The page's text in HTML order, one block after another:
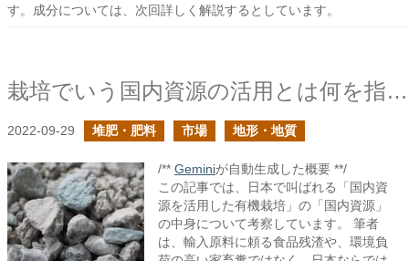
す。成分については、次回詳しく解説するとしています。
栽培でいう国内資源の活用とは何を指す？
2022-09-29 堆肥・肥料 市場 地形・地質
/** Geminiが自動生成した概要 **/
この記事では、日本で叫ばれる「国内資
源を活用した有機栽培」の「国内資源」
の中身について考察しています。 筆者
は、輸入原料に頼る食品残渣や、環境負